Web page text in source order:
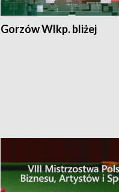
Gorzów Wlkp. bliżej